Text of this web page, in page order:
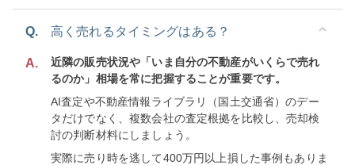
Q. 高く売れるタイミングはある？
A.
近隣の販売状況や「いま自分の不動産がいくらで売れ
るのか」相場を常に把握することが重要です。
AI査定や不動産情報ライブラリ（国土交通省）のデー
タだけでなく、複数会社の査定根拠を比較し、売却検
討の判断材料にしましょう。
実際に売り時を逃して400万円以上損した事例もありま